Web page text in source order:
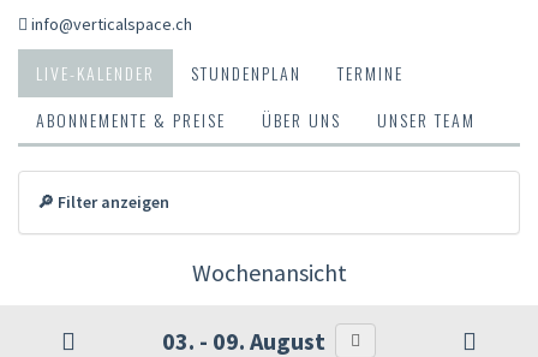
info@verticalspace.ch
LIVE-KALENDER STUNDENPLAN
TERMINE
ABONNEMENTE & PREISE
ÜBER UNS UNSER TEAM
🔎 Filter anzeigen
Wochenansicht
03. - 09. August